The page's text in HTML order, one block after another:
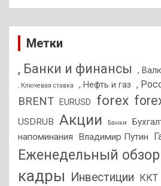
Метки
, Банки и финансы ,
, Ключевая ставка , Нефть и газ ,
BRENT EURUSD forex
USDRUB Акции Банки
напоминания
Владимир Путин
Еженедельный обзор
кадры
Инвестиции ККТ